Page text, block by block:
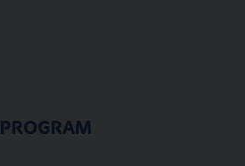
PROGRAM